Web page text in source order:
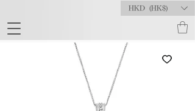
HKD (HK$)